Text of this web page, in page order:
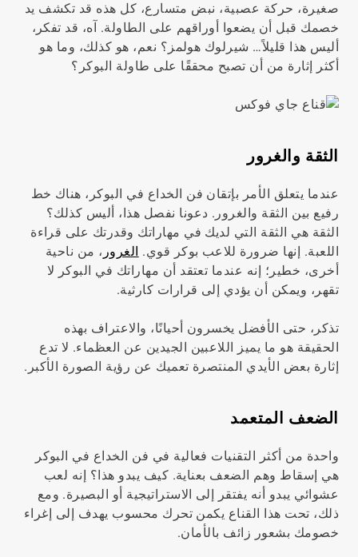
صغيرة، حركة عصبية، نبض متسارع، كل هذه قد تكشف يد
خصمك قبل أن يضعوا أوراقهم على الطاولة. آه، قد تفكر،
أليس هذا قليلاً… شيرلوك هولمز؟ نعم، هو كذلك، وما هو
أكثر إثارة من أن تصبح محققًا على طاولة البوكر؟
الثقة والغرور
عندما يتعلق الأمر بإتقان فن الخداع في البوكر، هناك خط
رفيع بين الثقة والغرور. دعونا نفصل هذا، أليس كذلك؟
الثقة هي الثقة التي لديك في مهاراتك وقدرتك على قراءة
اللعبة. إنها ضرورة للاعب بوكر قوي. الغرور ، من ناحية
أخرى، خطير؛ إنه عندما تعتقد أن مهاراتك في البوكر لا
تقهر، ويمكن أن يؤدي إلى قرارات كارثية.
تذكر، حتى الأفضل يخسرون أحيانًا، والاعتراف بهذه
الحقيقة هو ما يميز اللاعبين الجيدين عن العظماء. لا تدع
إثارة بعض الأيدي المنتصرة تعميك عن رؤية الصورة الأكبر.
الضعف المتعمد
واحدة من أكثر التقنيات فعالية في فن الخداع في البوكر
هي إسقاط وهم الضعف بعناية. كيف يبدو هذا؟ إنه لعب
عشوائي يبدو أنه يفتقر إلى الاستراتيجية أو البصيرة. ومع
ذلك، تحت هذا القناع يكمن تحرك محسوب يهدف إلى إغراء
خصومك بشعور زائف بالأمان.